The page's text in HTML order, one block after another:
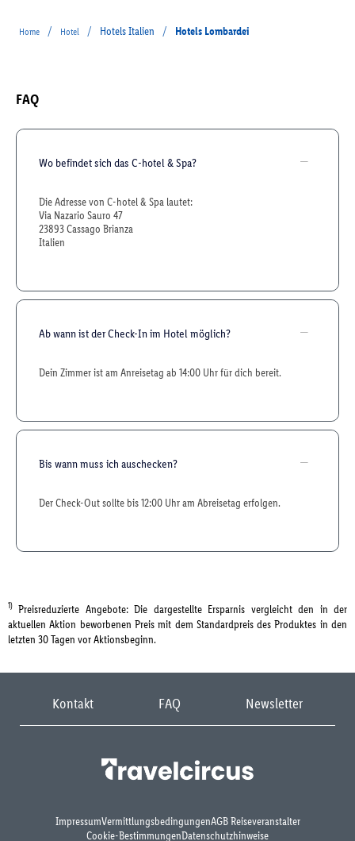
Home / Hotel / Hotels Italien / Hotels Lombardei
FAQ
Wo befindet sich das C-hotel & Spa?
Die Adresse von C-hotel & Spa lautet:
Via Nazario Sauro 47
23893 Cassago Brianza
Italien
Ab wann ist der Check-In im Hotel möglich?
Dein Zimmer ist am Anreisetag ab 14:00 Uhr für dich bereit.
Bis wann muss ich auschecken?
Der Check-Out sollte bis 12:00 Uhr am Abreisetag erfolgen.
1) Preisreduzierte Angebote: Die dargestellte Ersparnis vergleicht den in der
aktuellen Aktion beworbenen Preis mit dem Standardpreis des Produktes in den
letzten 30 Tagen vor Aktionsbeginn.
Kontakt FAQ Newsletter
ImpressumVermittlungsbedingungenAGB Reiseveranstalter
Cookie-BestimmungenDatenschutzhinweise